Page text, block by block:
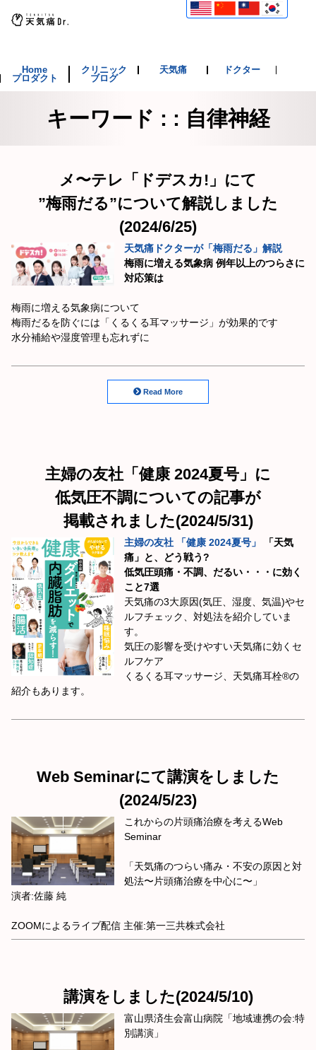
Home クリニック 天気痛
ドクター
プロダクト
ブログ
キーワード : : 自律神経
メ〜テレ「ドデスカ!」にて
”梅雨だる”について解説しました
(2024/6/25)
天気痛ドクターが「梅雨だる」解説
梅雨に増える気象病 例年以上のつらさに
対応策は
梅雨に増える気象病について
梅雨だるを防ぐには「くるくる耳マッサージ」が効果的です
水分補給や湿度管理も忘れずに
Read More
主婦の友社「健康 2024夏号」に
低気圧不調についての記事が
掲載されました(2024/5/31)
主婦の友社 「健康 2024夏号」
「天気
痛」と、どう戦う?
低気圧頭痛・不調、だるい・・・に効く
こと7選
天気痛の3大原因(気圧、湿度、気温)やセ
ルフチェック、対処法を紹介していま
す。
気圧の影響を受けやすい天気痛に効くセ
ルフケア
くるくる耳マッサージ、天気痛耳栓®️の
紹介もあります。
Web Seminarにて講演をしました
(2024/5/23)
これからの片頭痛治療を考えるWeb
Seminar
「天気痛のつらい痛み・不安の原因と対
処法〜片頭痛治療を中心に〜」
演者:佐藤 純
ZOOMによるライブ配信 主催:第一三共株式会社
講演をしました(2024/5/10)
富山県済生会富山病院「地域連携の会:特
別講演」